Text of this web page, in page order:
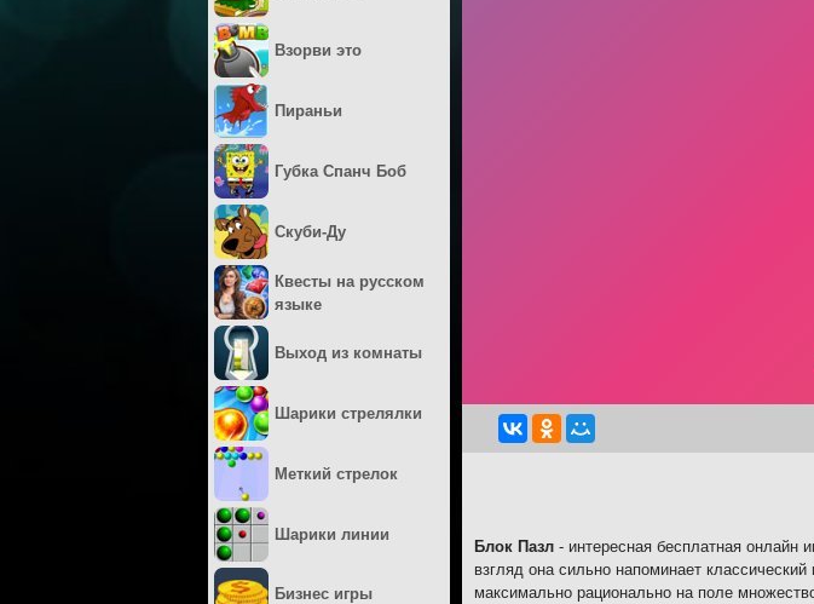
Блок Пазл - интересная бесплатная онлайн
взгляд она сильно напоминает
максимально рационально на поле
Взорви это
Пираньи
Губка Спанч Боб
Скуби-Ду
Квесты на русском
языке
Выход из комнаты
Шарики стрелялки
Меткий стрелок
Шарики линии
Бизнес игры